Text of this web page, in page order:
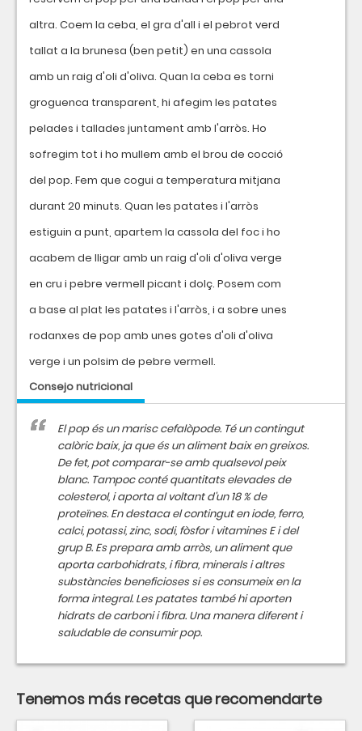
altra. Coem la ceba, el gra d'all i el pebrot verd
tallat a la brunesa (ben petit) en una cassola
amb un raig d'oli d'oliva. Quan la ceba es torni
groguenca transparent, hi afegim les patates
pelades i tallades juntament amb l'arròs. Ho
sofregim tot i ho mullem amb el brou de cocció
del pop. Fem que cogui a temperatura mitjana
durant 20 minuts. Quan les patates i l'arròs
estiguin a punt, apartem la cassola del foc i ho
acabem de lligar amb un raig d'oli d'oliva verge
en cru i pebre vermell picant i dolç. Posem com
a base al plat les patates i l'arròs, i a sobre unes
rodanxes de pop amb unes gotes d'oli d'oliva
verge i un polsim de pebre vermell.
Consejo nutricional
El pop és un marisc cefalòpode. Té un contingut
calòric baix, ja que és un aliment baix en greixos.
De fet, pot comparar-se amb qualsevol peix
blanc. Tampoc conté quantitats elevades de
colesterol, i aporta al voltant d'un 18 % de
proteïnes. En destaca el contingut en iode, ferro,
calci, potassi, zinc, sodi, fòsfor i vitamines E i del
grup B. Es prepara amb arròs, un aliment que
aporta carbohidrats, i fibra, minerals i altres
substàncies beneficioses si es consumeix en la
forma integral. Les patates també hi aporten
hidrats de carboni i fibra. Una manera diferent i
saludable de consumir pop.
Tenemos más recetas que recomendarte